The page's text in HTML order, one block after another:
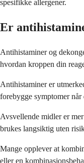
spesifikke allergener.
Er
Antihistaminer og
hvordan kroppen din
Antihistaminer er
forebygge symptomer når
Avsvellende midler er
brukes langsiktig uten
Mange opplever at
eller en